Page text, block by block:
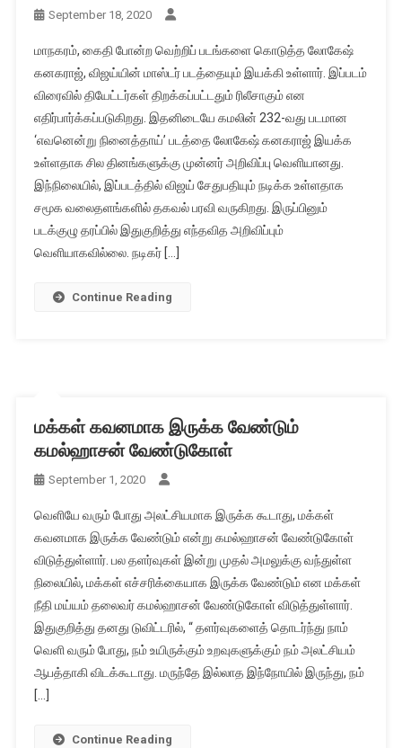
September 18, 2020
மாநகரம், கைதி போன்ற வெற்றிப் படங்களை கொடுத்த லோகேஷ்
கனகராஜ், விஜய்யின் மாஸ்டர் படத்தையும் இயக்கி உள்ளார். இப்படம்
விரைவில் தியேட்டர்கள் திறக்கப்பட்டதும் ரிலீசாகும் என
எதிர்பார்க்கப்படுகிறது. இதனிடையே கமலின் 232-வது படமான
‘எவனென்று நினைத்தாய்’ படத்தை லோகேஷ் கனகராஜ் இயக்க
உள்ளதாக சில தினங்களுக்கு முன்னர் அறிவிப்பு வெளியானது.
இந்நிலையில், இப்படத்தில் விஜய் சேதுபதியும் நடிக்க உள்ளதாக
சமூக வலைதளங்களில் தகவல் பரவி வருகிறது. இருப்பினும்
படக்குழு தரப்பில் இதுகுறித்து எந்தவித அறிவிப்பும்
வெளியாகவில்லை. நடிகர் […]
Continue Reading
மக்கள் கவனமாக இருக்க வேண்டும்
கமல்ஹாசன் வேண்டுகோள்
September 1, 2020
வெளியே வரும் போது அலட்சியமாக இருக்க கூடாது, மக்கள்
கவனமாக இருக்க வேண்டும் என்று கமல்ஹாசன் வேண்டுகோள்
விடுத்துள்ளார். பல தளர்வுகள் இன்று முதல் அமலுக்கு வந்துள்ள
நிலையில், மக்கள் எச்சரிக்கையாக இருக்க வேண்டும் என மக்கள்
நீதி மய்யம் தலைவர் கமல்ஹாசன் வேண்டுகோள் விடுத்துள்ளார்.
இதுகுறித்து தனது டுவிட்டரில், “ தளர்வுகளைத் தொடர்ந்து நாம்
வெளி வரும் போது, நம் உயிருக்கும் உறவுகளுக்கும் நம் அலட்சியம்
ஆபத்தாகி விடக்கூடாது. மருந்தே இல்லாத இந்நோயில் இருந்து, நம்
[…]
Continue Reading